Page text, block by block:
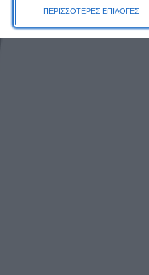
ΠΕΡΙΣΣΟΤΕΡΕΣ ΕΠΙΛΟΓΕΣ
ΠΡΟΣΘΉΚΗ ΣΤΟ ΚΑΛΆΘΙ